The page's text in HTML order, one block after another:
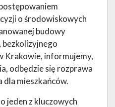
o środowiskowych
budowy
bezkolizyjnego
Krakowie, informujemy,
odbędzie się rozprawa
mieszkańców.
jeden z kluczowych